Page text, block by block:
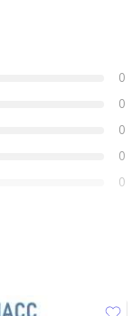
0
0
0
0
0
этот товар,